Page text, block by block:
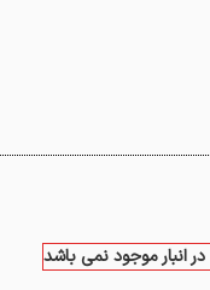
در انبار موجود نمی باشد